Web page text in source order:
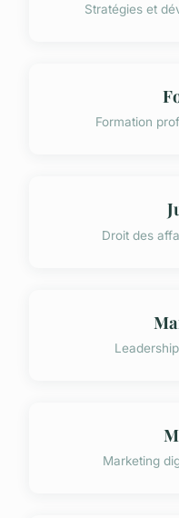
Stratégies et
Formation
Droit des
Marketing